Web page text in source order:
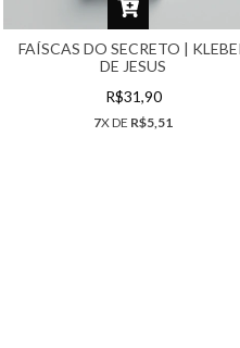
FAÍSCAS DO SECRETO |
DE JESUS
R$31,90
7X DE R$5,51